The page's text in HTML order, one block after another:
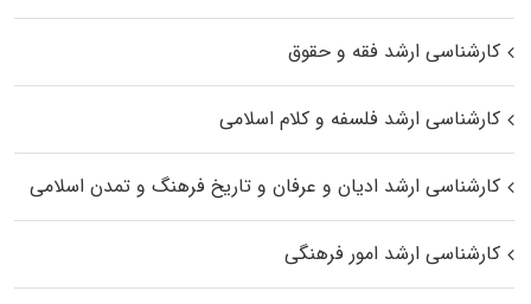
کارشناسی ارشد فقه و حقوق
کارشناسی ارشد فلسفه و کلام اسلامی
کارشناسی ارشد ادیان و عرفان و تاریخ فرهنگ و تمدن اسلامی
کارشناسی ارشد امور فرهنگی